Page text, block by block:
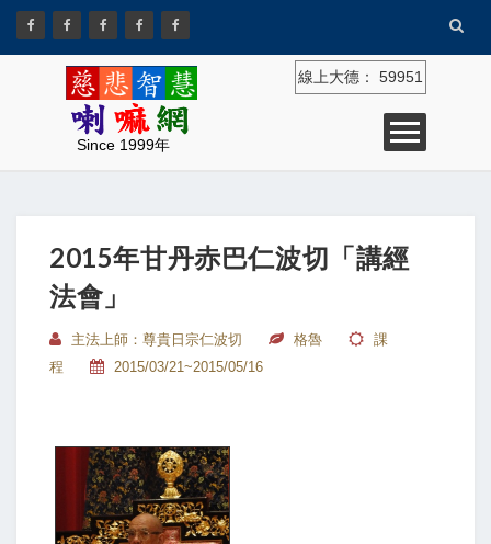
Since 1999年
線上大德： 59951
2015年甘丹赤巴仁波切「講經
法會」
主法上師：尊貴日宗仁波切 格魯
課
程
2015/03/21~2015/05/16